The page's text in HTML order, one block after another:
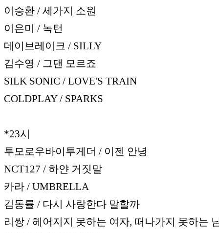
이승환 / 세가지 소원
이은미 / 녹턴
데이브레이크 / SILLY
김수영 / 그댄 모르죠
SILK SONIC / LOVE'S TRAIN
COLDPLAY / SPARKS
*23시
투모로우바이투게더 / 이젠 안녕
NCT127 / 하얀 거짓말
카라 / UMBRELLA
김동률 / 다시 사랑한다 말할까
리쌍 / 헤어지지 못하는 여자, 떠나가지 못하는